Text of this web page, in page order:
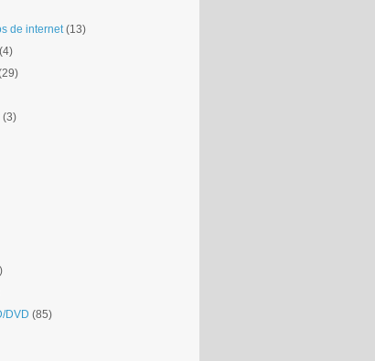
de internet (13)
(4)
(3)
DVD (85)